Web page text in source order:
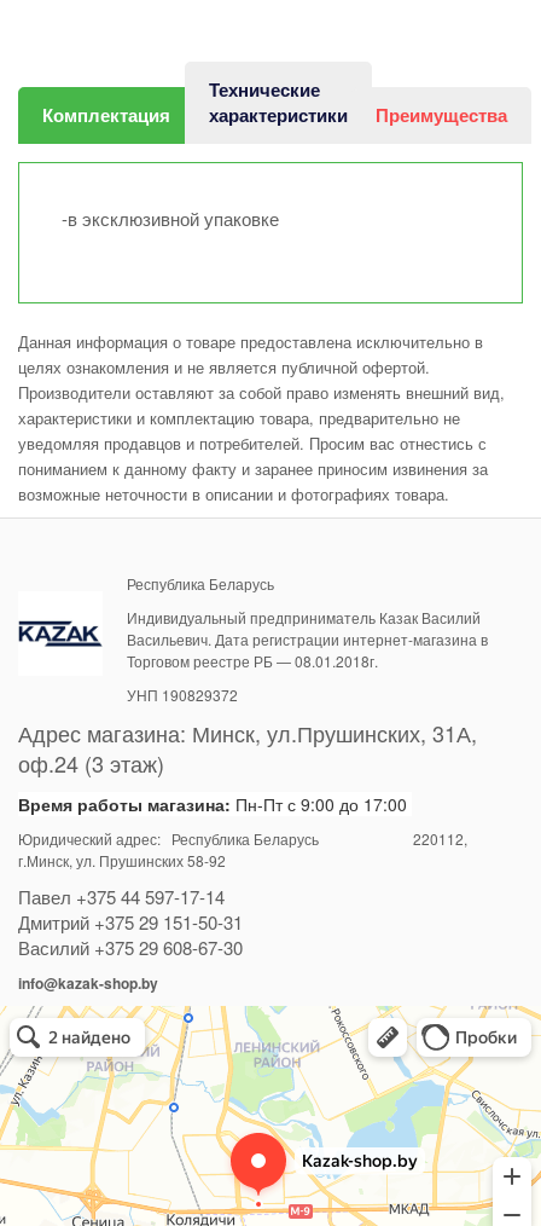
Комплектация
Технические
характеристики
Преимущества
-в эксклюзивной упаковке
Данная информация о товаре предоставлена исключительно в
целях ознакомления и не является публичной офертой.
Производители оставляют за собой право изменять внешний вид,
характеристики и комплектацию товара, предварительно не
уведомляя продавцов и потребителей. Просим вас отнестись с
пониманием к данному факту и заранее приносим извинения за
возможные неточности в описании и фотографиях товара.
Республика Беларусь
Индивидуальный предприниматель Казак Василий
Васильевич. Дата регистрации интернет-магазина в
Торговом реестре РБ — 08.01.2018г.
УНП 190829372
Адрес магазина: Минск, ул.Прушинских, 31А,
оф.24 (3 этаж)
Время работы магазина: Пн-Пт с 9:00 до 17:00
Юридический адрес: Республика Беларусь 220112,
г.Минск, ул. Прушинских 58-92
Павел +375 44 597-17-14
Дмитрий +375 29 151-50-31
Василий +375 29 608-67-30
info@kazak-shop.by